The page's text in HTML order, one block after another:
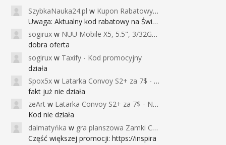
SzybkaNauka24.pl w Kupon Rabatowy na Kurs Angielskiego dla Dzieci - FunEnglish
Uwaga: Aktualny kod rabatowy na Święta (
sogirux w NUU Mobile X5, 5.5", 3/32GB, czujnik linii papilarnych, 2950mAh, aparat 13MP za 267zł - Banggood
dobra oferta
sogirux w Taxify - Kod promocyjny
działa
Spox5x w Latarka Convoy S2+ za 7$ - Najniższa cena od 2017r
fakt już nie działa
zeArt w Latarka Convoy S2+ za 7$ - Najniższa cena od 2017r
Kod nie działa
dalmatyńka w gra planszowa Zamki Caladale za 39zł
Część większej promocji: https://inspira